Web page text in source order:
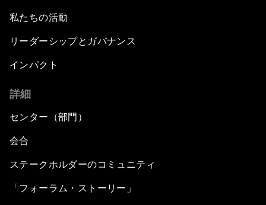
私たちの活動
リーダーシップとガバナンス
インパクト
詳細
センター（部門）
会合
ステークホルダーのコミュニティ
「フォーラム・ストーリー」